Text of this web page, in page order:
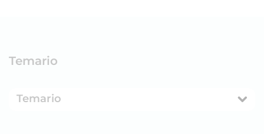
Temario
Temario